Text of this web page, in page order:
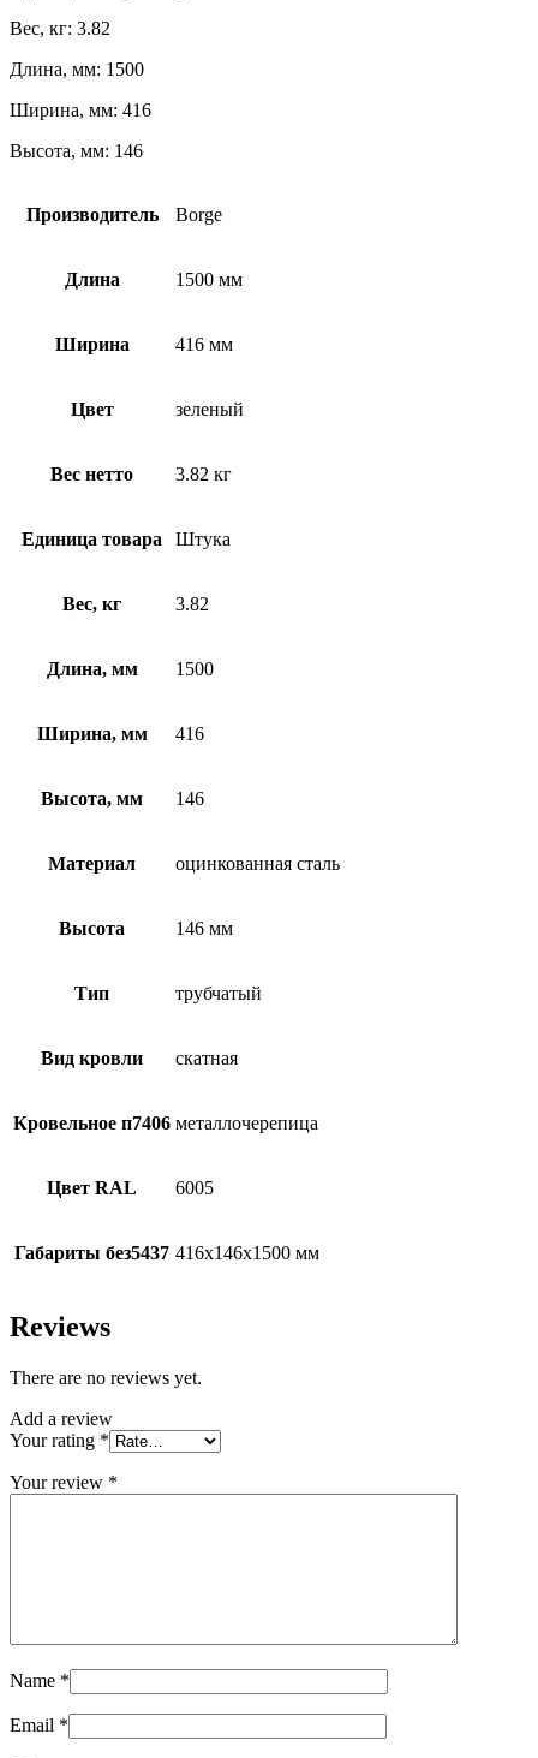
Вес, кг: 3.82
Длина, мм: 1500
Ширина, мм: 416
Высота, мм: 146
Производитель Borge
Длина 1500 мм
Ширина 416 мм
Цвет зеленый
Вес нетто 3.82 кг
Единица товара Штука
Вес, кг 3.82
Длина, мм 1500
Ширина, мм 416
Высота, мм 146
Материал оцинкованная сталь
Высота 146 мм
Тип трубчатый
Вид кровли скатная
Кровельное п7406 металлочерепица
Цвет RAL 6005
Габариты без5437 416x146x1500 мм
Reviews
There are no reviews yet.
Add a review
Your rating *
Your review *
Name *
Email *